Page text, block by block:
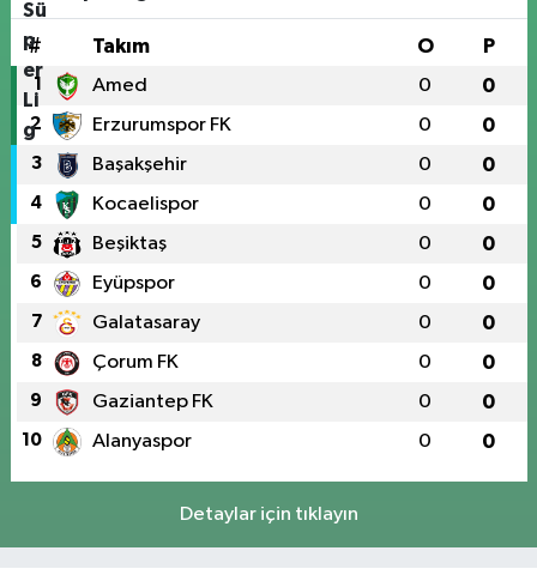
# Takım O P
1 Amed 0 0
2 Erzurumspor FK 0 0
3 Başakşehir 0 0
4 Kocaelispor 0 0
5 Beşiktaş 0 0
6 Eyüpspor 0 0
7 Galatasaray 0 0
8 Çorum FK 0 0
9 Gaziantep FK 0 0
10 Alanyaspor 0 0
Detaylar için tıklayın